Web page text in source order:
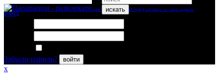
искать
вход
Забыли пароль?
войти
x